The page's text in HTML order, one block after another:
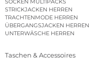
STRICKJACKEN HERREN
TRACHTENMODE HERREN
ÜBERGANGSJACKEN HERREN
UNTERWÄSCHE HERREN
Taschen & Accessoires